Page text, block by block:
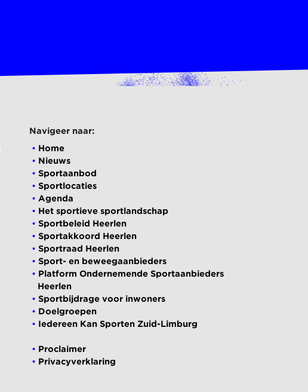
Navigeer naar:
Home
Nieuws
Sportaanbod
Sportlocaties
Agenda
Het sportieve sportlandschap
Sportbeleid Heerlen
Sportakkoord Heerlen
Sportraad Heerlen
Sport- en beweegaanbieders
Platform Ondernemende Sportaanbieders
Heerlen
Sportbijdrage voor inwoners
Doelgroepen
Iedereen Kan Sporten Zuid-Limburg
Proclaimer
Privacyverklaring